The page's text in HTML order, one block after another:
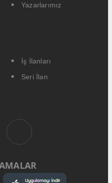
Yazarlarımız
İş İlanları
Seri İlan